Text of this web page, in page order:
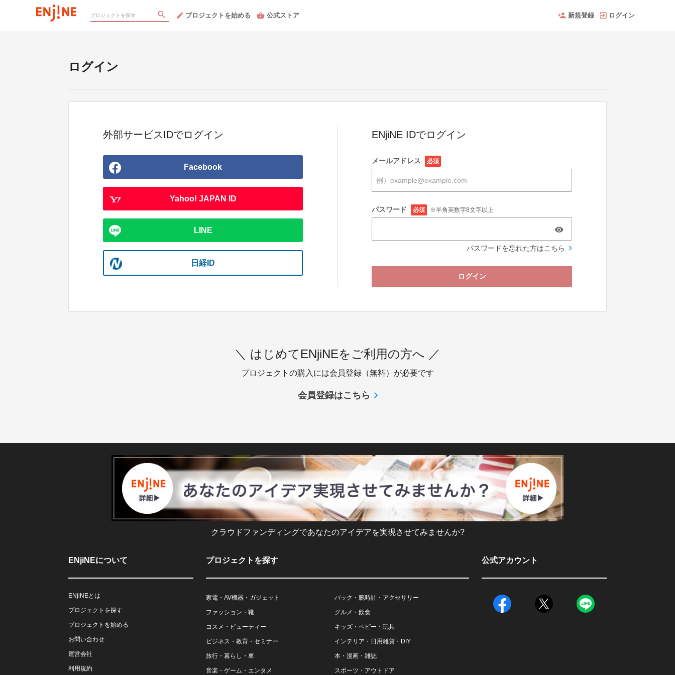
プロジェクトを始める 公式ストア 新規登録 ログイン
ログイン
外部サービスIDでログイン
Facebook
Yahoo! JAPAN ID
LINE
日経ID
ENjiNE IDでログイン
メールアドレス 必須
パスワード 必須 ※半角英数字8文字以上
パスワードを忘れた方はこちら
ログイン
＼ はじめてENjiNEをご利用の方へ ／
プロジェクトの購入には会員登録（無料）が必要です
会員登録はこちら
クラウドファンディングであなたのアイデアを実現させてみませんか?
ENjiNEについて
ENjiNEとは
プロジェクトを探す
プロジェクトを始める
お問い合わせ
運営会社
利用規約
プロジェクトを探す
家電・AV機器・ガジェット バック・腕時計・アクセサリー
ファッション・靴 グルメ・飲食
コスメ・ビューティー キッズ・ベビー・玩具
ビジネス・教育・セミナー インテリア・日用雑貨・DIY
旅行・暮らし・車 本・漫画・雑誌
音楽・ゲーム・エンタメ スポーツ・アウトドア
公式アカウント